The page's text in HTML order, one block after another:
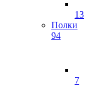
13
Полки
94
7